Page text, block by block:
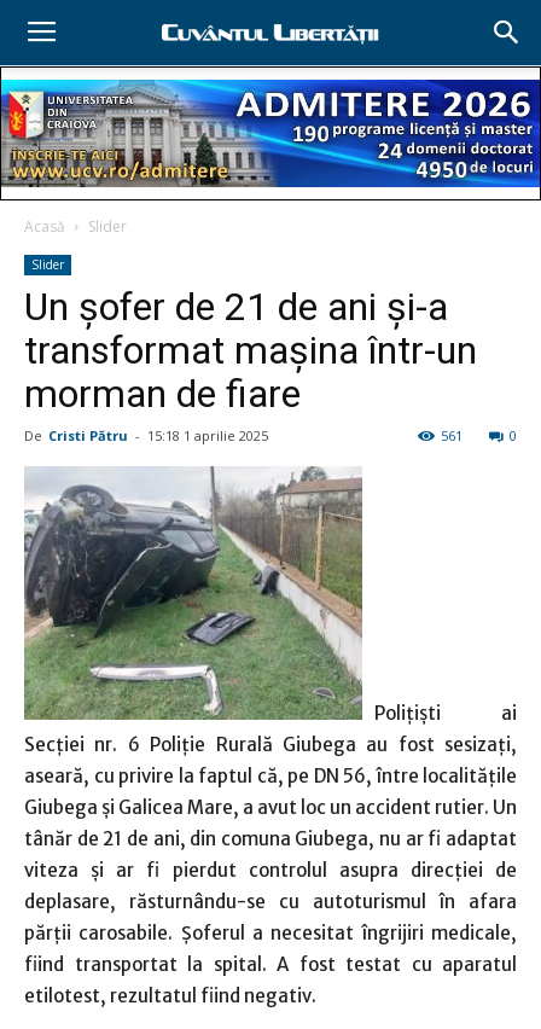
Acasă Slider
Slider
Un șofer de 21 de ani și-a
transformat mașina într-un
morman de fiare
De Cristi Pătru - 15:18 1 aprilie 2025 0
561
Polițiști ai
Secţiei nr. 6 Poliţie Rurală Giubega au fost sesizați,
aseară, cu privire la faptul că, pe DN 56, între localitățile
Giubega și Galicea Mare, a avut loc un accident rutier. Un
tânăr de 21 de ani, din comuna Giubega, nu ar fi adaptat
viteza și ar fi pierdut controlul asupra direcţiei de
deplasare, răsturnându-se cu autoturismul în afara
părții carosabile. Șoferul a necesitat îngrijiri medicale,
fiind transportat la spital. A fost testat cu aparatul
etilotest, rezultatul fiind negativ.